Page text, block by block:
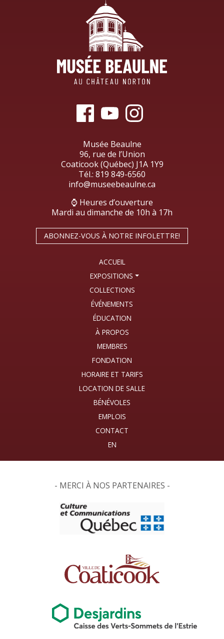
Musée Beaulne
96, rue de l’Union
Coaticook (Québec) J1A 1Y9
Tél.: 819 849-6560
info@museebeaulne.ca
⌚ Heures d’ouverture
Mardi au dimanche de 10h à 17h
ABONNEZ-VOUS À NOTRE INFOLETTRE!
ACCUEIL
EXPOSITIONS
COLLECTIONS
ÉVÉNEMENTS
ÉDUCATION
À PROPOS
MEMBRES
FONDATION
HORAIRE ET TARIFS
LOCATION DE SALLE
BÉNÉVOLES
EMPLOIS
CONTACT
- MERCI À NOS PARTENAIRES -